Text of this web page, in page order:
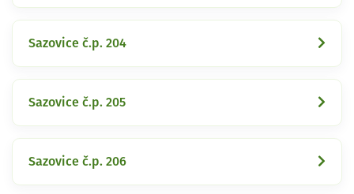
Sazovice č.p. 204
Sazovice č.p. 205
Sazovice č.p. 206